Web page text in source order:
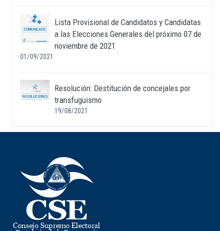
Lista Provisional de Candidatos y Candidatas
a las Elecciones Generales del próximo 07 de
noviembre de 2021
01/09/2021
Resolución: Destitución de concejales por
transfuguismo
19/08/2021